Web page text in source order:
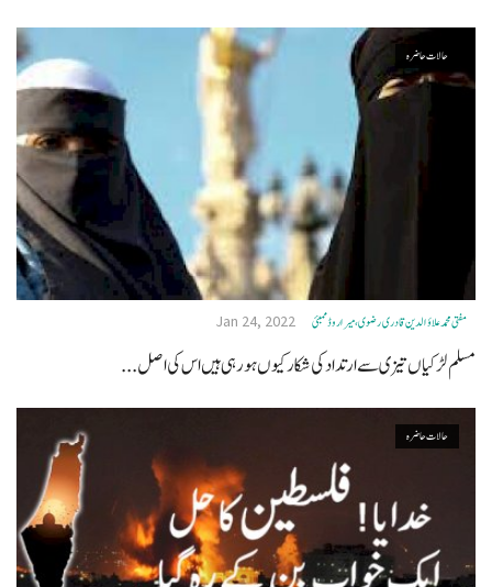
حالات حاضرہ
مفتی محمد علاؤ الدین قادری رضوی ، میرا روڈ ممبئی Jan 24, 2022
مسلم لڑکیاں تیزی سے ارتدادکی شکارکیوں ہورہی ہیں اس کی اصل...
حالات حاضرہ